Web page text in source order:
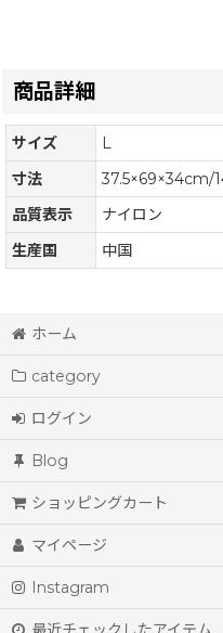
商品詳細
サイズ
L
寸法
品質表示
ナイロン
生産国
中国
ホーム
category
ログイン
Blog
ショッピングカート
マイページ
Instagram